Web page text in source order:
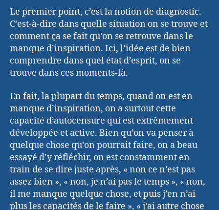
Le premier point, c’est la notion de diagnostic.
C’est-à-dire dans quelle situation on se trouve et
comment ça se fait qu’on se retrouve dans le
manque d’inspiration. Ici, l’idée est de bien
comprendre dans quel état d’esprit, on se
trouve dans ces moments-là.
En fait, la plupart du temps, quand on est en
manque d’inspiration, on a surtout cette
capacité d’autocensure qui est extrêmement
développée et active. Bien qu’on va penser à
quelque chose qu’on pourrait faire, on a beau
essayé d’y réfléchir, on est constamment en
train de se dire juste après, « non ce n’est pas
assez bien », « non, je n’ai pas le temps », « non,
il me manque quelque chose, et puis j’en n’ai
plus les capacités de le faire », « j’ai autre chose